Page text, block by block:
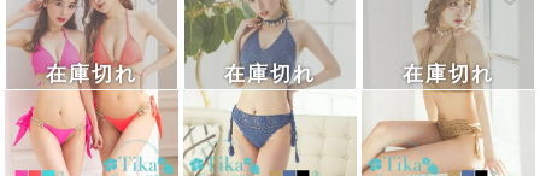
在庫切れ 在庫切れ 在庫切れ